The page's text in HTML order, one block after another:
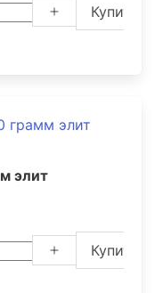
Купить
элит
Купить